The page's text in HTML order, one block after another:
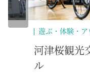
遊ぶ・体験・ア
河津桜観光
ル